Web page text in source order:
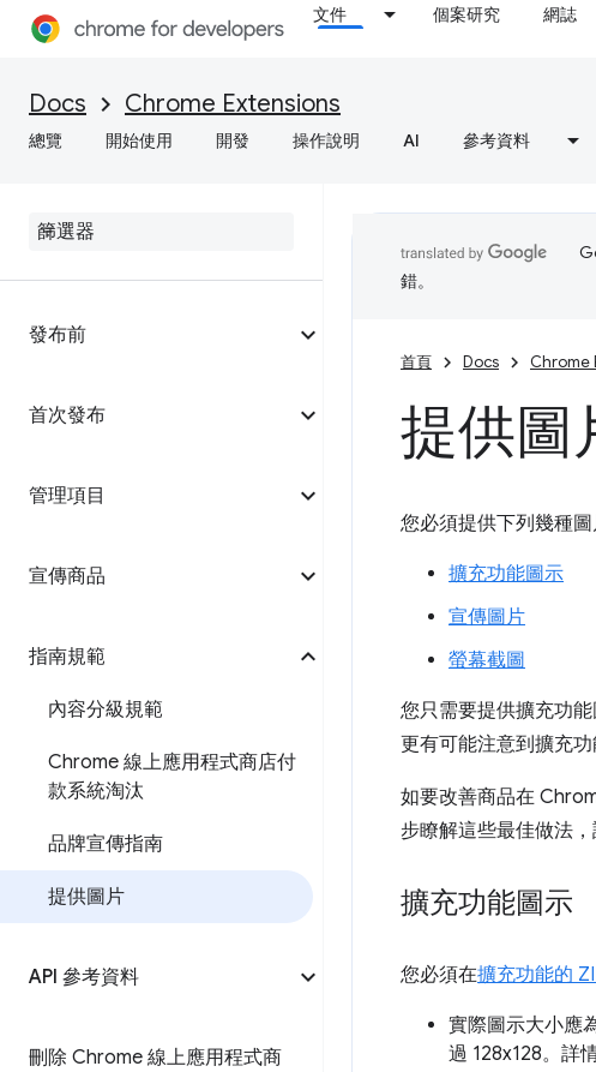
文件 個案研究 網誌
Docs Chrome Extensions
總覽 開始使用 開發 操作說明 AI 參考資料
發布前
首次發布
管理項目
宣傳商品
指南規範
內容分級規範
Chrome 線上應用程式商店付
款系統淘汰
品牌宣傳指南
提供圖片
API 參考資料
刪除 Chrome 線上應用程式商
錯。
首頁 Docs Chrome
提供圖
您必須提供下列幾種
擴充功能圖示
宣傳圖片
螢幕截圖
您只需要提供擴充功
更有可能注意到擴充
如要改善商品在
步瞭解這些最佳做法，
擴充功能圖示
您必須在擴充功能的
實際圖示大小應
過 128x128。詳